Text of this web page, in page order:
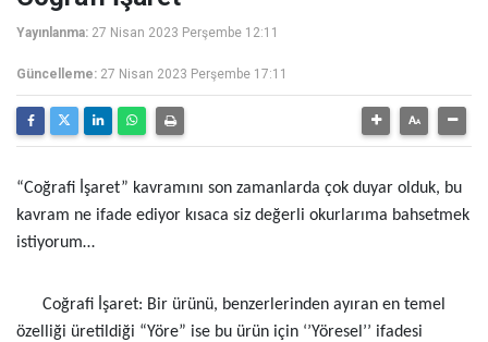
Yayınlanma: 27 Nisan 2023 Perşembe 12:11
Güncelleme: 27 Nisan 2023 Perşembe 17:11
“Coğrafi İşaret” kavramını son zamanlarda çok duyar olduk, bu
kavram ne ifade ediyor kısaca siz değerli okurlarıma bahsetmek
istiyorum…
Coğrafi İşaret: Bir ürünü, benzerlerinden ayıran en temel
özelliği üretildiği “Yöre” ise bu ürün için ‘’Yöresel’’ ifadesi